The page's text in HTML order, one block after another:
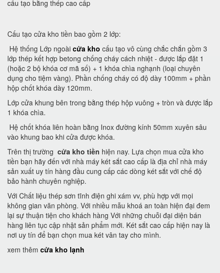
cấu tạo bằng thép cao cấp
Cấu tạo cửa kho tiền bao gồm 2 lớp:
Hệ thống Lớp ngoài cửa kho cấu tạo vô cùng chắc chắn gồm 3
lớp thép kết hợp betong chống cháy cách nhiệt - được lắp đặt 1
(hoặc 2 bộ khóa cơ mã số) + 1 khóa chìa nghạnh (loại chuyên
dụng cho tiệm vàng). Phần chống cháy có độ dày 100mm + phần
hộp chốt khóa dày 120mm.
Lớp cửa khung bên trong bằng thép hộp vuông + tròn và được lắp
1 khóa chìa.
Hệ chốt khóa liên hoàn bằng Inox đường kính 50mm xuyên sâu
vào khung bao khi cửa được khóa.
Trên thị trường cửa kho tiền hiện nay. Lựa chọn mua cửa kho
tiền bạn hãy đến với nhà máy két sắt cao cấp là địa chỉ nhà máy
sản xuất uy tín hàng đầu cung cấp các dòng két sắt với chế độ
bảo hành chuyên nghiệp.
Với Chất liệu thép sơn tĩnh điện ghi xám vv, phù hợp với mọi
không gian văn phòng. Với nhiều mẫu khoá an toàn hiện đại đem
lại sự thuận tiện cho khách hàng Với những chuỗi đại diện bán
hàng liên tục cập nhật sản phẩm mới. Két sắt cao cấp hiện nay là
nơi uy tín để bạn chọn mua két vân tay cho mình.
xem thêm cửa kho lạnh